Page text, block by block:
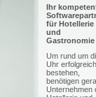
Ihr
für Hotellerie
und
Gastronomie
Um rund um
Uhr
bestehen,
benötigen
Unternehmen